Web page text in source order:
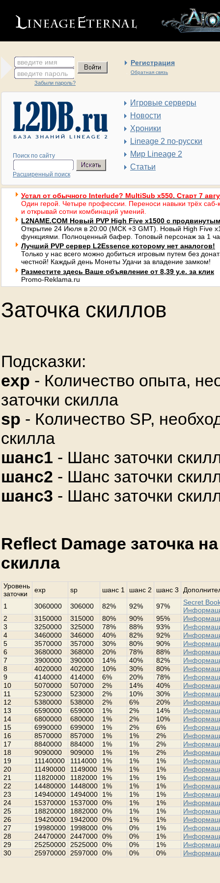
введите имя Регистрация
Обратная связь
введите пароль
Забыли пароль?
Поиск по сайту
Расширенный поиск
Игровые серверы
Новости
Хроники
Lineage 2 по-русски
Мир Lineage 2
Статьи
Устал от обычного Interlude? MultiSub x550. Старт 7
Один герой. Четыре профессии. Переноси навыки трёх саб-
и открывай сотни комбинаций умений.
L2NAME.COM Новый PVP High Five x1500 с
Открытие 24 Июля в 20:00 (МСК +3 GMT). Новый High Five
функциями. Полноценный бафер. Топовый персонаж за 1
Лучший PVP сервер L2Essence которому нет аналогов!
Только у нас всего можно добиться игровым путем без
честной! Каждый день Монеты Удачи за владение замком!
Разместите здесь Ваше объявление от 8,39 у.е. за клик
Promo-Reklama.ru
Заточка скиллов
Подсказки:
exp - Количество опыта,
заточки скилла
sp - Количество SP,
скилла
шанс1 - Шанс заточки
шанс2 - Шанс заточки
шанс3 - Шанс заточки
Reflect Damage заточка
скилла
Уровень
заточки
exp sp шанс 1 шанс 2 шанс 3
1 3060000 306000 82% 92% 97%
Secret
2
3150000 315000 80% 90% 95%
3
3250000 325000 78% 88% 93%
4
3460000 346000 40% 82% 92%
5
3570000 357000 30% 80% 90%
6
3680000 368000 20% 78% 88%
7
3900000 390000 14% 40% 82%
8
4020000 402000 10% 30% 80%
9
4140000 414000 6% 20% 78%
10
5070000 507000 2% 14% 40%
11
5230000 523000 2% 10% 30%
12
5380000 538000 2% 6% 20%
13
6590000 659000 1% 2% 14%
14
6800000 680000 1% 2% 10%
15
6990000 699000 1% 2% 6%
16
8570000 857000 1% 1% 2%
17
8840000 884000 1% 1% 2%
18
9090000 909000 1% 1% 2%
19
11140000 1114000 1% 1% 1%
20
11490000 1149000 1% 1% 1%
21
11820000 1182000 1% 1% 1%
22
14480000 1448000 1% 1% 1%
23
14940000 1494000 1% 1% 1%
24
15370000 1537000 0% 1% 1%
25
18820000 1882000 0% 1% 1%
26
19420000 1942000 0% 1% 1%
27
19980000 1998000 0% 0% 1%
28
24470000 2447000 0% 0% 1%
29
25250000 2525000 0% 0% 1%
30
25970000 2597000 0% 0% 0%